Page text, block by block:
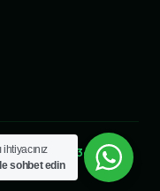
Geliştirme:
360 Soft
KVKK
ihtiyacınız
sohbet edin